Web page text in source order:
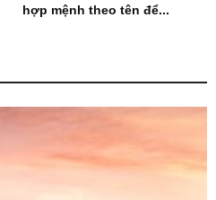
hợp mệnh theo tên để...